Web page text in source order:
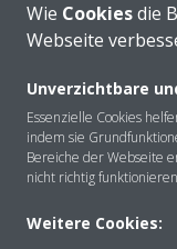
Über DAIKIN
Wie Cookiesdie
Webseite
Unverzichtbare
Essenzielle Cookies
indem sie
Bereiche der Webseite
nicht richtig
Weitere Cookies: